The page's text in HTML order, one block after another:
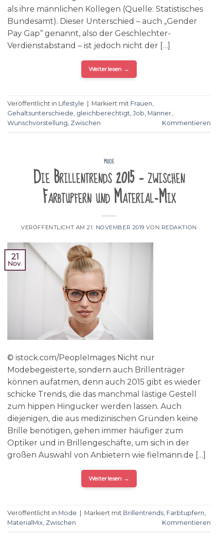
als ihre männlichen Kollegen (Quelle: Statistisches
Bundesamt). Dieser Unterschied – auch „Gender
Pay Gap“ genannt, also der Geschlechter-
Verdienstabstand – ist jedoch nicht der […]
Weiterlesen →
Veröffentlicht in Lifestyle Markiert mit Frauen,
Gehaltsunterschiede, gleichberechtigt, Job, Männer,
Wunschvorstellung, Zwischen Kommentieren
MODE
Die Brillentrends 2015 – zwischen
Farbtupfern und Material-Mix
VERÖFFENTLICHT AM21. NOVEMBER 2019 VON REDAKTION
21
Nov.
© istock.com/PeopleImages Nicht nur
Modebegeisterte, sondern auch Brillenträger
können aufatmen, denn auch 2015 gibt es wieder
schicke Trends, die das manchmal lästige Gestell
zum hippen Hingucker werden lassen. Auch
diejenigen, die aus medizinischen Gründen keine
Brille benötigen, gehen immer häufiger zum
Optiker und in Brillengeschäfte, um sich in der
großen Auswahl von Anbietern wie fielmann.de […]
Weiterlesen →
Veröffentlicht in Mode Markiert mit Brillentrends Farbtupfern
MaterialMix Zwischen Kommentieren